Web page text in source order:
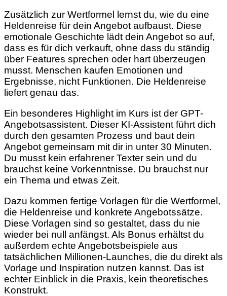
Zusätzlich zur Wertformel lernst du, wie du eine
Heldenreise für dein Angebot aufbaust. Diese
emotionale Geschichte lädt dein Angebot so auf,
dass es für dich verkauft, ohne dass du ständig
über Features sprechen oder hart überzeugen
musst. Menschen kaufen Emotionen und
Ergebnisse, nicht Funktionen. Die Heldenreise
liefert genau das.
Ein besonderes Highlight im Kurs ist der GPT-
Angebotsassistent. Dieser KI-Assistent führt dich
durch den gesamten Prozess und baut dein
Angebot gemeinsam mit dir in unter 30 Minuten.
Du musst kein erfahrener Texter sein und du
brauchst keine Vorkenntnisse. Du brauchst nur
ein Thema und etwas Zeit.
Dazu kommen fertige Vorlagen für die Wertformel,
die Heldenreise und konkrete Angebotssätze.
Diese Vorlagen sind so gestaltet, dass du nie
wieder bei null anfängst. Als Bonus erhältst du
außerdem echte Angebotsbeispiele aus
tatsächlichen Millionen-Launches, die du direkt als
Vorlage und Inspiration nutzen kannst. Das ist
echter Einblick in die Praxis, kein theoretisches
Konstrukt.